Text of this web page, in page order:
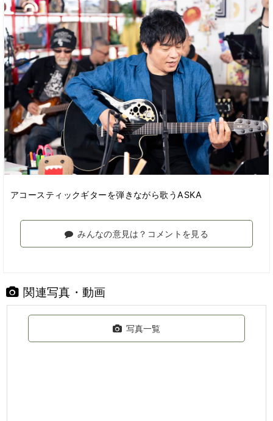
アコースティックギターを弾きながら歌うASKA
みんなの意見は？コメントを見る
関連写真・動画
写真一覧